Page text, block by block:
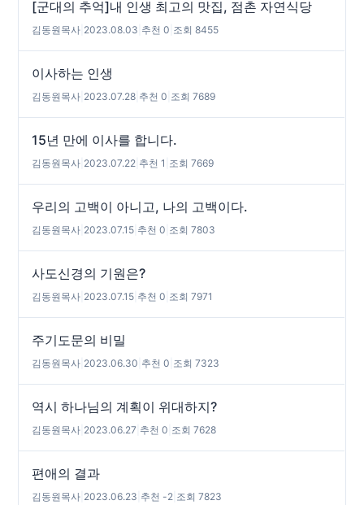
[군대의 추억]내 인생 최고의 맛집, 점촌 자연식당
김동원목사 2023.08.03 추천 0 조회 8455
이사하는 인생
김동원목사 2023.07.28 추천 0 조회 7689
15년 만에 이사를 합니다.
김동원목사 2023.07.22 추천 1 조회 7669
우리의 고백이 아니고, 나의 고백이다.
김동원목사 2023.07.15 추천 0 조회 7803
사도신경의 기원은?
김동원목사 2023.07.15 추천 0 조회 7971
주기도문의 비밀
김동원목사 2023.06.30 추천 0 조회 7323
역시 하나님의 계획이 위대하지?
김동원목사 2023.06.27 추천 0 조회 7628
편애의 결과
김동원목사 2023.06.23 추천 -2 조회 7823